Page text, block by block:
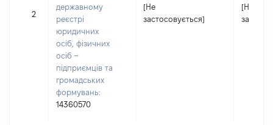
2
державному
реєстрі
юридичних
осіб, фізичних
осіб –
підприємців та
громадських
формувань:
14360570
[Не
застосовується]
[Не